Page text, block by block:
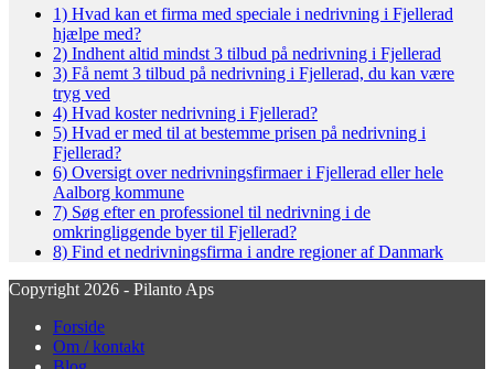
1) Hvad kan et firma med speciale i nedrivning i Fjellerad
hjælpe med?
2) Indhent altid mindst 3 tilbud på nedrivning i Fjellerad
3) Få nemt 3 tilbud på nedrivning i Fjellerad, du kan være
tryg ved
4) Hvad koster nedrivning i Fjellerad?
5) Hvad er med til at bestemme prisen på nedrivning i
Fjellerad?
6) Oversigt over nedrivningsfirmaer i Fjellerad eller hele
Aalborg kommune
7) Søg efter en professionel til nedrivning i de
omkringliggende byer til Fjellerad?
8) Find et nedrivningsfirma i andre regioner af Danmark
Copyright 2026 - Pilanto Aps
Forside
Om / kontakt